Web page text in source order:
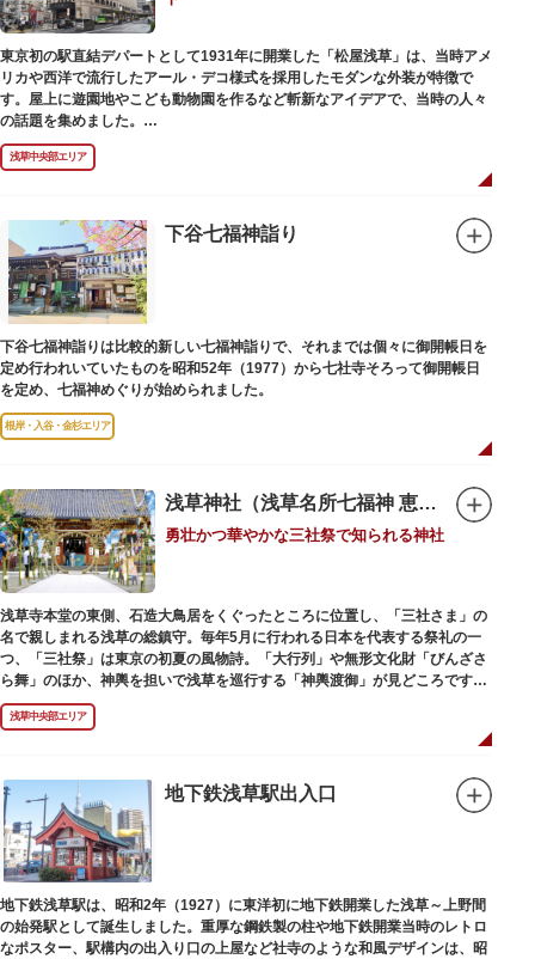
説を聞きながら本館や前庭を一緒に歩く「建築ツアー」など、初めての来館
でも気軽に楽しめるプログラムも用意されています。
東京初の駅直結デパートとして1931年に開業した「松屋浅草」は、当時アメ
リカや西洋で流行したアール・デコ様式を採用したモダンな外装が特徴で
す。屋上に遊園地やこども動物園を作るなど斬新なアイデアで、当時の人々
の話題を集めました。
現在は、B1階から地上3階までが松屋浅草の売り場。2012年のリニューアル
で建設当時のシンボル・大時計も復活し、昭和の面影を残す百貨店は今でも
人々に親しまれています。地上1階は 浅草らしい下町銘菓をはじめ、全国か
なので、お土産購入にも便利です。
浅草中央部エリア
下谷七福神詣り
下谷七福神詣りは比較的新しい七福神詣りで、それまでは個々に御開帳日を
定め行われいていたものを昭和52年（1977）から七社寺そろって御開帳日
を定め、七福神めぐりが始められました。
根岸・入谷・金杉エリア
浅草神社（浅草名所七福神 恵比須）
勇壮かつ華やかな三社祭で知られる神社
浅草寺本堂の東側、石造大鳥居をくぐったところに位置し、「三社さま」の
名で親しまれる浅草の総鎮守。毎年5月に行われる日本を代表する祭礼の一
つ、「三社祭」は東京の初夏の風物詩。「大行列」や無形文化財「びんざさ
ら舞」のほか、神輿を担いで浅草を巡行する「神輿渡御」が見どころです。
町を練り歩く担ぎ手たちの威勢良い掛け声が響き渡り、浅草の町がまつり一
色に染まります。
6月の「夏越し（なごし）の大祓」では、茅草で作られた輪の中（茅の輪）
ら逃れ、福徳があると伝えられる行事です。
本殿には浅草寺のご本尊である聖観世音菩薩像を見つけた漁師の兄弟ととも
に、尊像として奉安した郷土の文化人、土師真中知（はじのなかとも）の3
人が祀られています。江戸時代に徳川家光が寄進した社殿は本殿・幣殿と拝
殿の間が渡り廊下で繋がる建築様式。国の重要文化財に指定されています。
また、浅草名所七福神のひとつとしても知られ、恵比須像が祀られていま
す。
浅草中央部エリア
地下鉄浅草駅出入口
地下鉄浅草駅は、昭和2年（1927）に東洋初に地下鉄開業した浅草～上野間
の始発駅として誕生しました。重厚な鋼鉄製の柱や地下鉄開業当時のレトロ
なポスター、駅構内の出入り口の上屋など社寺のような和風デザインは、昭